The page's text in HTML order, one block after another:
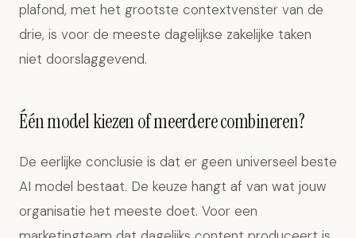
plafond, met het grootste contextvenster van de
drie, is voor de meeste dagelijkse zakelijke taken
niet doorslaggevend.
Één model kiezen of meerdere combineren?
De eerlijke conclusie is dat er geen universeel beste
AI model bestaat. De keuze hangt af van wat jouw
organisatie het meeste doet. Voor een